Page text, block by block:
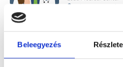
Beleegyezés
Zalaegerszeg, Ady
Következő időpont: